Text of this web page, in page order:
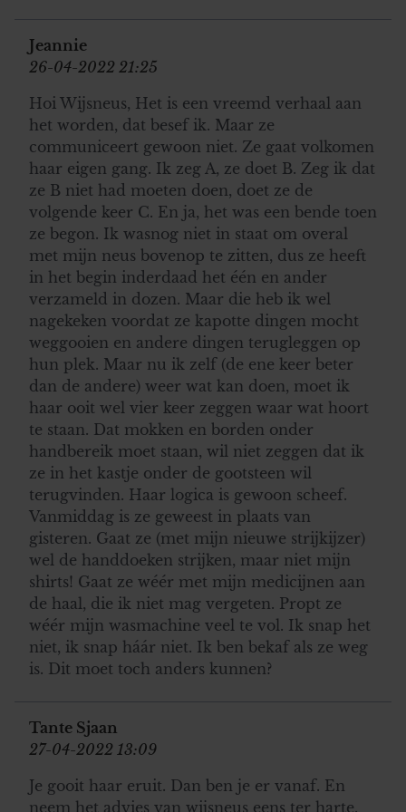
Jeannie
26-04-2022 21:25
Hoi Wijsneus, Het is een vreemd verhaal aan
het worden, dat besef ik. Maar ze
communiceert gewoon niet. Ze gaat volkomen
haar eigen gang. Ik zeg A, ze doet B. Zeg ik dat
ze B niet had moeten doen, doet ze de
volgende keer C. En ja, het was een bende toen
ze begon. Ik wasnog niet in staat om overal
met mijn neus bovenop te zitten, dus ze heeft
in het begin inderdaad het één en ander
verzameld in dozen. Maar die heb ik wel
nagekeken voordat ze kapotte dingen mocht
weggooien en andere dingen terugleggen op
hun plek. Maar nu ik zelf (de ene keer beter
dan de andere) weer wat kan doen, moet ik
haar ooit wel vier keer zeggen waar wat hoort
te staan. Dat mokken en borden onder
handbereik moet staan, wil niet zeggen dat ik
ze in het kastje onder de gootsteen wil
terugvinden. Haar logica is gewoon scheef.
Vanmiddag is ze geweest in plaats van
gisteren. Gaat ze (met mijn nieuwe strijkijzer)
wel de handdoeken strijken, maar niet mijn
shirts! Gaat ze wéér met mijn medicijnen aan
de haal, die ik niet mag vergeten. Propt ze
wéér mijn wasmachine veel te vol. Ik snap het
niet, ik snap háár niet. Ik ben bekaf als ze weg
is. Dit moet toch anders kunnen?
Tante Sjaan
27-04-2022 13:09
Je gooit haar eruit. Dan ben je er vanaf. En
neem het advies van wijsneus eens ter harte.